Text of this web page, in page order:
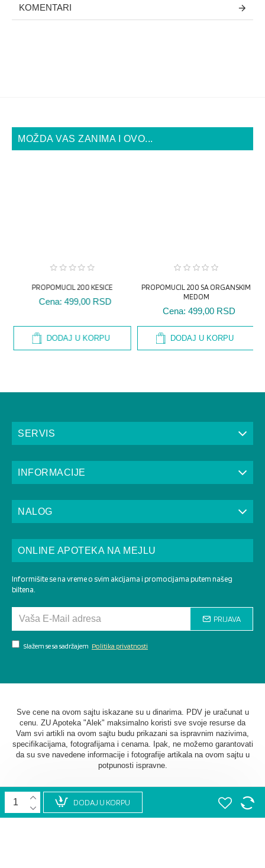
DODAJ U KORPU
KOMENTARI
MOŽDA VAS ZANIMA I OVO...
DODAJ U KORPU DODAJ U KORPU
SERVIS
INFORMACIJE
NALOG
ONLINE APOTEKA NA MEJLU
Informišite se na vreme o svim akcijama i promocijama putem našeg
biltena.
PRIJAVA
Slažem se sa sadržajem Politika privatnosti
Sve cene na ovom sajtu iskazane su u dinarima. PDV je uračunat u
cenu. ZU Apoteka "Alek" maksimalno koristi sve svoje resurse da
Vam svi artikli na ovom sajtu budu prikazani sa ispravnim nazivima,
specifikacijama, fotografijama i cenama. Ipak, ne možemo garantovati
da su sve navedene informacije i fotografije artikala na ovom sajtu u
potpunosti ispravne.
2026. AU Apoteka "Alek". Sva prava zadržana. Softverska